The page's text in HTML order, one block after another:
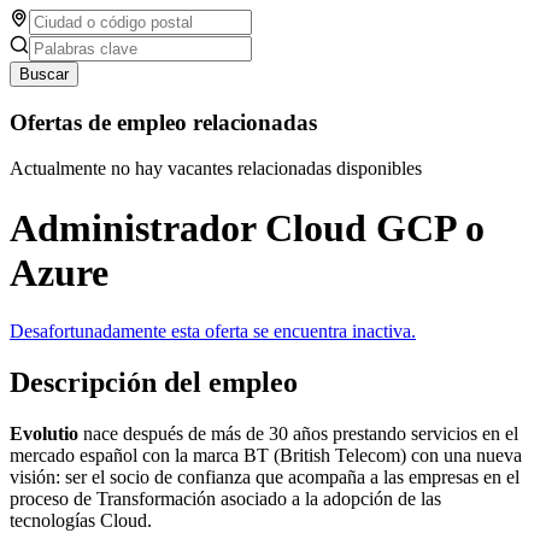
Buscar
Ofertas de empleo relacionadas
Actualmente no hay vacantes relacionadas disponibles
Administrador Cloud GCP o
Azure
Desafortunadamente esta oferta se encuentra inactiva.
Descripción del empleo
Evolutio nace después de más de 30 años prestando servicios en el
mercado español con la marca BT (British Telecom) con una nueva
visión: ser el socio de confianza que acompaña a las empresas en el
proceso de Transformación asociado a la adopción de las
tecnologías Cloud.